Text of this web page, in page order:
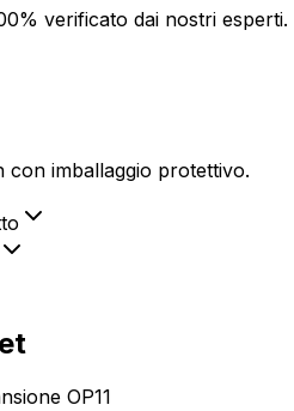
verificato dai nostri esperti.
con imballaggio protettivo.
OP11